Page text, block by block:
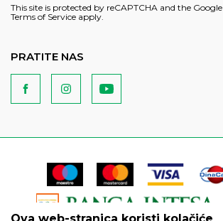
This site is protected by reCAPTCHA and the Google
Terms of Service apply.
PRATITE NAS